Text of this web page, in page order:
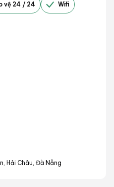
vệ 24 / 24 Wifi
Hải Châu, Đà Nẵng